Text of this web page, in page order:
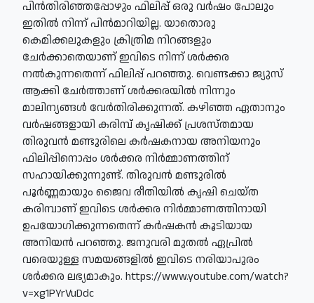
പിൻതിരിഞ്ഞപ്പോഴും ഫിലിപ്പ് ഒരു വർഷം പോലും
ഇതിൽ നിന്ന് പിൻമാറിയില്ല. യാതൊരു
കെമിക്കലുകളും ക്രിത്രിമ നിറങ്ങളും
ചേർക്കാതെയാണ് ഇവിടെ നിന്ന് ശർക്കര
നൽകുന്നതെന്ന് ഫിലിപ്പ് പറഞ്ഞു. വെണ്ടക്കാ ജ്യുസ്
ആക്കി ചേർത്താണ് ശർക്കരയിൽ നിന്നും
മാലിന്യങ്ങൾ വേർതിരിക്കുന്നത്. കഴിഞ്ഞ ഏതാനും
വർഷങ്ങളായി കരിമ്പ് കൃഷിക്ക് പ്രശസ്തമായ
തിരുവൻ മണ്ടുരിലെ കർഷകനായ അനിയനും
ഫിലിപ്പിനൊപ്പം ശർക്കര നിർമ്മാണത്തിന്
സഹായിക്കുന്നുണ്ട്. തിരുവൻ മണ്ടുരിൽ
പൂർണ്ണമായും ജൈവ രീതിയിൽ കൃഷി ചെയ്ത
കരിമ്പാണ് ഇവിടെ ശർക്കര നിർമ്മാണത്തിനായി
ഉപയോഗിക്കുന്നതെന്ന് കർഷകൻ കൂടിയായ
അനിയൻ പറഞ്ഞു. ജനുവരി മുതൽ ഏപ്രിൽ
വരെയുള്ള സമയങ്ങളിൽ ഇവിടെ നരിയാപുരം
ശർക്കര ലഭ്യമാകും. https://www.youtube.com/watch?
v=xg1PYrVuDdc